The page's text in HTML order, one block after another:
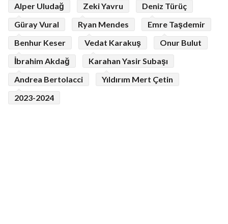
Alper Uludağ
Zeki Yavru
Deniz Türüç
Güray Vural
Ryan Mendes
Emre Taşdemir
Benhur Keser
Vedat Karakuş
Onur Bulut
İbrahim Akdağ
Karahan Yasir Subaşı
Andrea Bertolacci
Yıldırım Mert Çetin
2023-2024